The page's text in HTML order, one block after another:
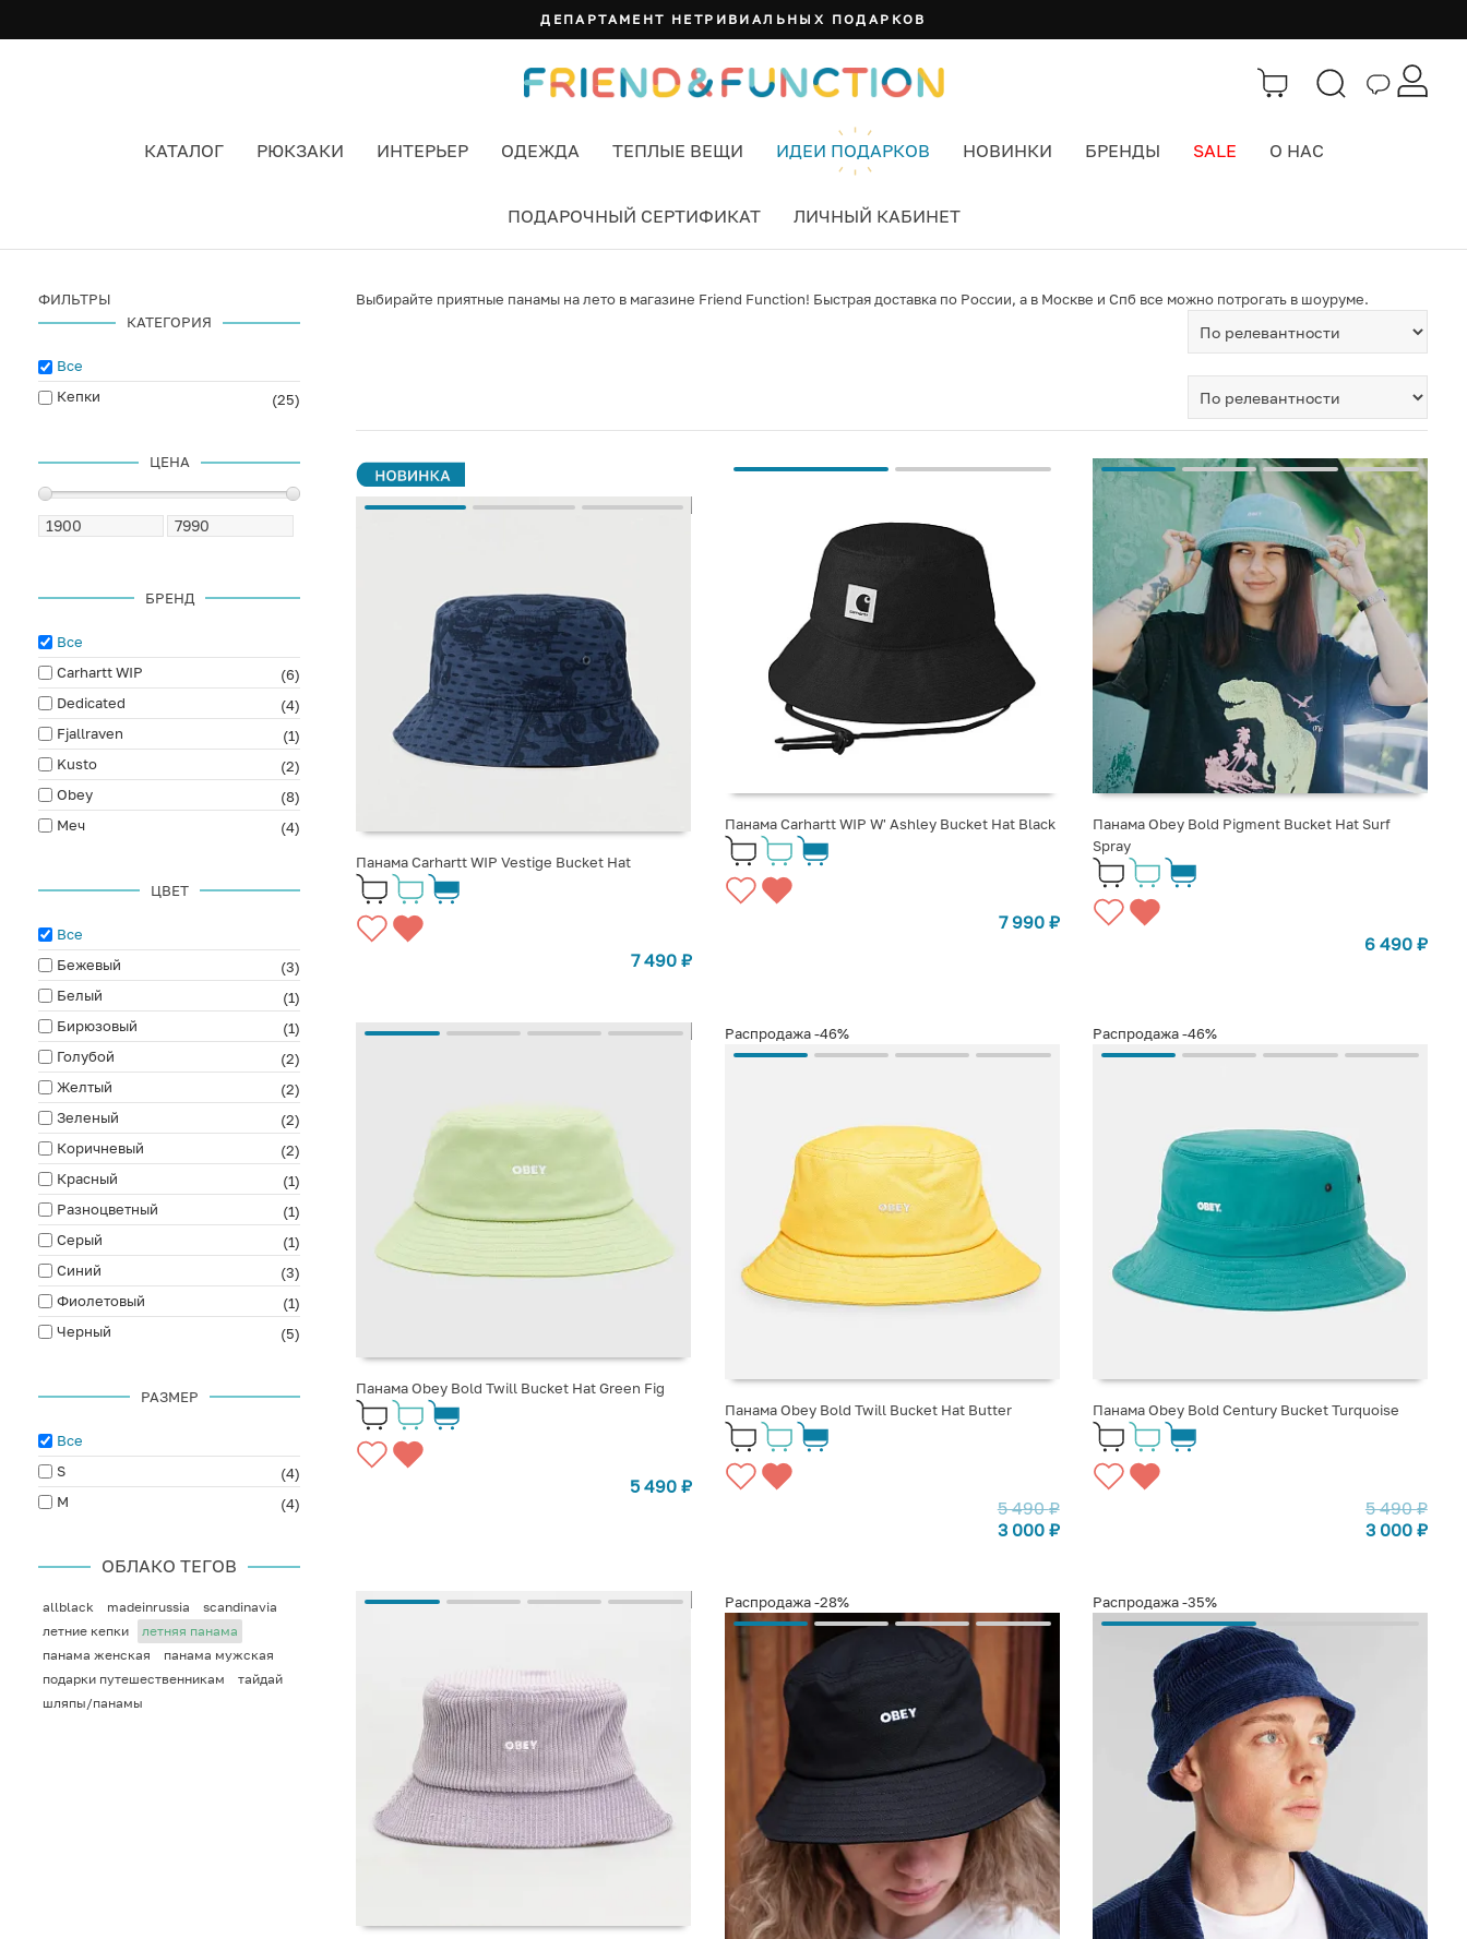
ДЕПАРТАМЕНТ НЕТРИВИАЛЬНЫХ ПОДАРКОВ
КАТАЛОГ РЮКЗАКИ ИНТЕРЬЕР ОДЕЖДА ТЕПЛЫЕ ВЕЩИ ИДЕИ ПОДАРКОВ НОВИНКИ БРЕНДЫ SALE О НАС
ПОДАРОЧНЫЙ СЕРТИФИКАТ ЛИЧНЫЙ КАБИНЕТ
ФИЛЬТРЫ
КАТЕГОРИЯ
Все
Кепки
(25)
ЦЕНА
БРЕНД
Все
Carhartt WIP
(6)
Dedicated
(4)
Fjallraven
(1)
Kusto
(2)
Obey
(8)
Меч
(4)
ЦВЕТ
Все
Бежевый
(3)
Белый
(1)
Бирюзовый
(1)
Голубой
(2)
Желтый
(2)
Зеленый
(2)
Коричневый
(2)
Красный
(1)
Разноцветный
(1)
Серый
(1)
Синий
(3)
Фиолетовый
(1)
Черный
(5)
РАЗМЕР
Все
S
(4)
M
(4)
ОБЛАКО ТЕГОВ
allblack madeinrussia
scandinavia
летние кепки
летняя панама
панама женская
панама мужская
подарки путешественникам
тайдай
шляпы/панамы
Выбирайте приятные панамы на лето в магазине Friend Function! Быстрая доставка по России, а в Москве и Спб все можно потрогать в шоуруме.
Панама Carhartt WIP Vestige Bucket Hat
7 490 ₽
Панама Carhartt WIP W' Ashley Bucket Hat Black
7 990 ₽
Панама Obey Bold Pigment Bucket Hat Surf
Spray
6 490 ₽
Панама Obey Bold Twill Bucket Hat Green Fig
5 490 ₽
Распродажа -46%
Панама Obey Bold Twill Bucket Hat Butter
5 490₽
3 000 ₽
Распродажа -46%
Панама Obey Bold Century Bucket Turquoise
5 490₽
3 000 ₽
Распродажа -28% Распродажа -35%